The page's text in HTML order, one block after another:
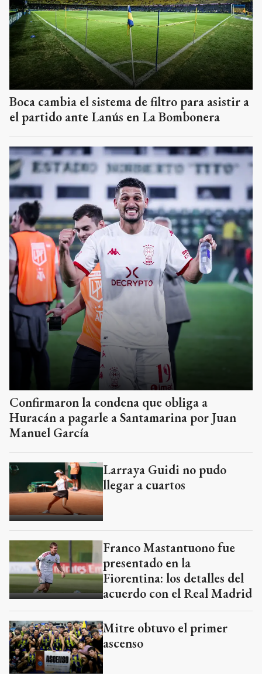
Boca cambia el sistema de filtro para asistir a
el partido ante Lanús en La Bombonera
Confirmaron la condena que obliga a
Huracán a pagarle a Santamarina por Juan
Manuel García
Larraya Guidi no pudo
llegar a cuartos
Franco Mastantuono fue
presentado en la
Fiorentina: los detalles del
acuerdo con el Real Madrid
Mitre obtuvo el primer
ascenso